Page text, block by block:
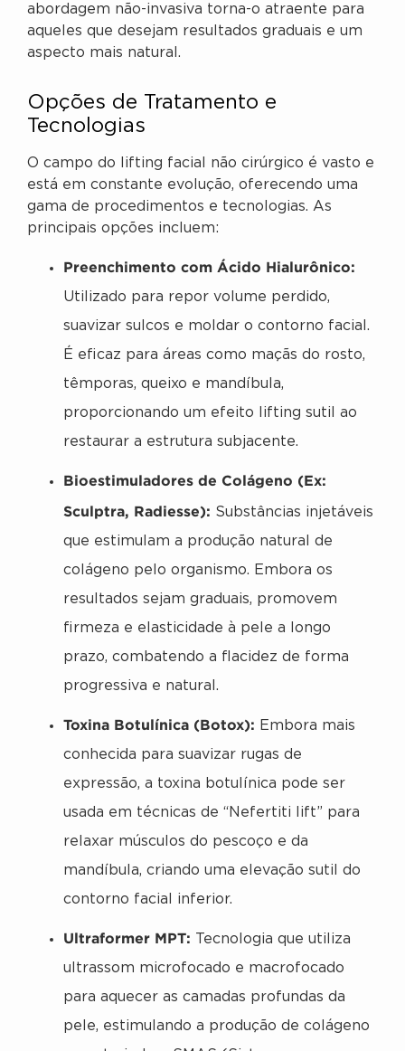
abordagem não-invasiva torna-o atraente para
aqueles que desejam resultados graduais e um
aspecto mais natural.
Opções de Tratamento e
Tecnologias
O campo do lifting facial não cirúrgico é vasto e
está em constante evolução, oferecendo uma
gama de procedimentos e tecnologias. As
principais opções incluem:
Preenchimento com Ácido Hialurônico:
Utilizado para repor volume perdido,
suavizar sulcos e moldar o contorno facial.
É eficaz para áreas como maçãs do rosto,
têmporas, queixo e mandíbula,
proporcionando um efeito lifting sutil ao
restaurar a estrutura subjacente.
Bioestimuladores de Colágeno (Ex:
Sculptra, Radiesse): Substâncias injetáveis
que estimulam a produção natural de
colágeno pelo organismo. Embora os
resultados sejam graduais, promovem
firmeza e elasticidade à pele a longo
prazo, combatendo a flacidez de forma
progressiva e natural.
Toxina Botulínica (Botox): Embora mais
conhecida para suavizar rugas de
expressão, a toxina botulínica pode ser
usada em técnicas de “Nefertiti lift” para
relaxar músculos do pescoço e da
mandíbula, criando uma elevação sutil do
contorno facial inferior.
Ultraformer MPT: Tecnologia que utiliza
ultrassom microfocado e macrofocado
para aquecer as camadas profundas da
pele, estimulando a produção de colágeno